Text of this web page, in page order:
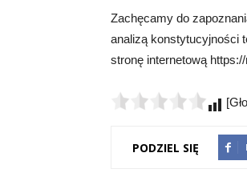
Zachęcamy do
analizą konstytucyjności
stronę internetową
PODZIEL SIĘ